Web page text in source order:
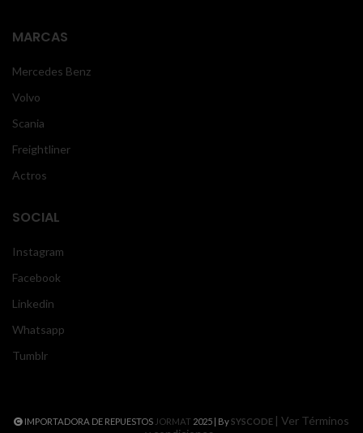
MARCAS
Mercedes Benz
Volvo
Scania
Freightliner
Actros
SOCIAL
Instagram
Facebook
Linkedin
Whatsapp
Tumblr
IMPORTADORA DE REPUESTOS JORMAT 2025 | BySYSCODE | Ver Términos